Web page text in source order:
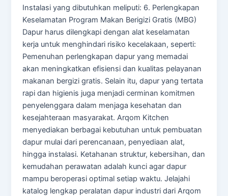
Instalasi yang dibutuhkan meliputi: 6. Perlengkapan
Keselamatan Program Makan Berigizi Gratis (MBG)
Dapur harus dilengkapi dengan alat keselamatan
kerja untuk menghindari risiko kecelakaan, seperti:
Pemenuhan perlengkapan dapur yang memadai
akan meningkatkan efisiensi dan kualitas pelayanan
makanan bergizi gratis. Selain itu, dapur yang tertata
rapi dan higienis juga menjadi cerminan komitmen
penyelenggara dalam menjaga kesehatan dan
kesejahteraan masyarakat. Arqom Kitchen
menyediakan berbagai kebutuhan untuk pembuatan
dapur mulai dari perencanaan, penyediaan alat,
hingga instalasi. Ketahanan struktur, kebersihan, dan
kemudahan perawatan adalah kunci agar dapur
mampu beroperasi optimal setiap waktu. Jelajahi
katalog lengkap peralatan dapur industri dari Arqom